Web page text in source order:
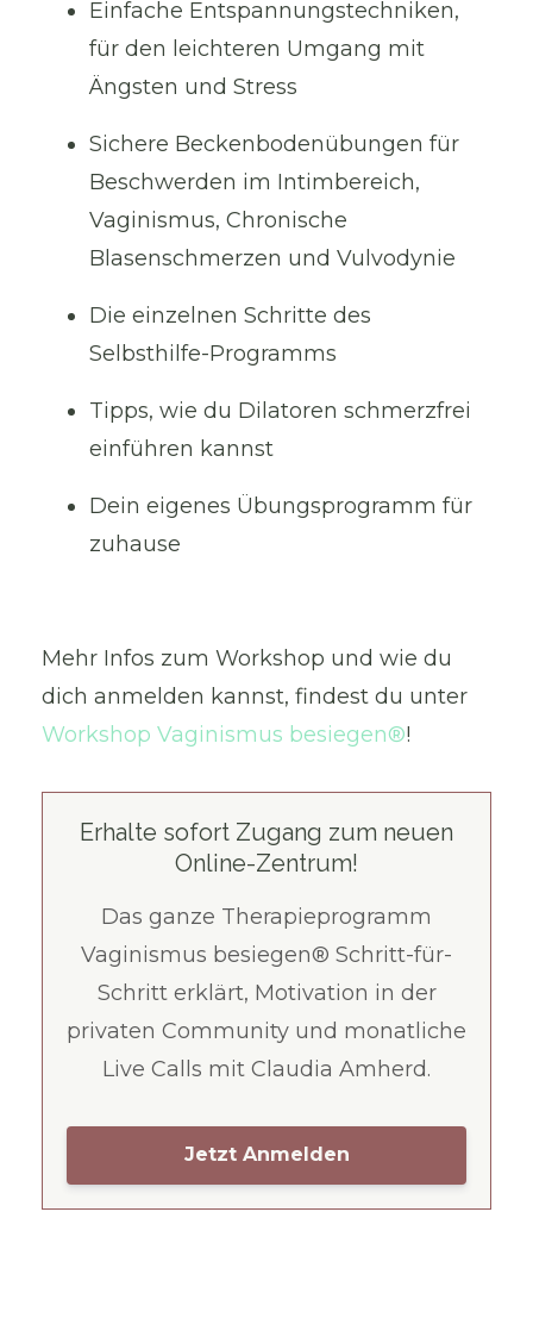
Einfache Entspannungstechniken,
für den leichteren Umgang mit
Ängsten und Stress
Sichere Beckenbodenübungen für
Beschwerden im Intimbereich,
Vaginismus, Chronische
Blasenschmerzen und Vulvodynie
Die einzelnen Schritte des
Selbsthilfe-Programms
Tipps, wie du Dilatoren schmerzfrei
einführen kannst
Dein eigenes Übungsprogramm für
zuhause
Mehr Infos zum Workshop und wie du
dich anmelden kannst, findest du unter
Workshop Vaginismus besiegen®!
Erhalte sofort Zugang zum neuen
Online-Zentrum!
Das ganze Therapieprogramm
Vaginismus besiegen® Schritt-für-
Schritt erklärt, Motivation in der
privaten Community und monatliche
Live Calls mit Claudia Amherd.
Jetzt Anmelden